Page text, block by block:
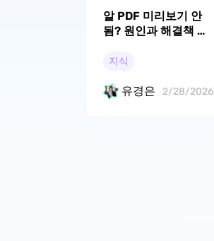
알 PDF 미리보기 안
됨? 원인과 해결책 총
지식
유경은 2/28/2026